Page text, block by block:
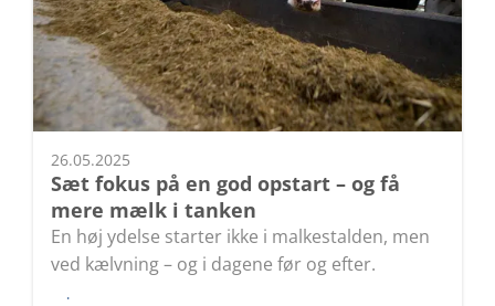
26.05.2025
Sæt fokus på en god opstart – og få
mere mælk i tanken
En høj ydelse starter ikke i malkestalden, men
ved kælvning – og i dagene før og efter.
Læs